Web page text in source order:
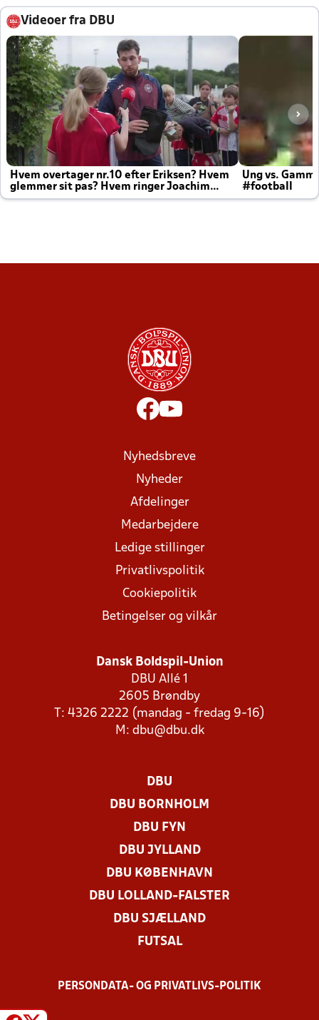
Videoer fra DBU
Hvem overtager nr.10 efter Eriksen? Hvem
glemmer sit pas? Hvem ringer Joachim
altid til efter kampe?
Ung vs.
#football
Nyhedsbreve
Nyheder
Afdelinger
Medarbejdere
Ledige stillinger
Privatlivspolitik
Cookiepolitik
Betingelser og vilkår
Dansk Boldspil-Union
DBU Allé 1
2605 Brøndby
T: 4326 2222 (mandag - fredag 9-16)
M: dbu@dbu.dk
DBU
DBU BORNHOLM
DBU FYN
DBU JYLLAND
DBU KØBENHAVN
DBU LOLLAND-FALSTER
DBU SJÆLLAND
FUTSAL
PERSONDATA- OG PRIVATLIVS-POLITIK